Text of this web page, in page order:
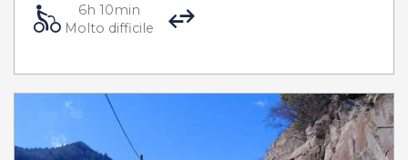
6h 10min
Molto difficile